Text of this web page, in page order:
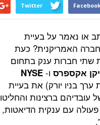
Twitter
או נאמר על בעיית
האמריקנית? כעת
שתי חברות ענק בתחום
אקספרס ו- NYSE
ערך בניו יורק) את בעיית
ברצינות והחליטו
עם ענקית הדיאטות,